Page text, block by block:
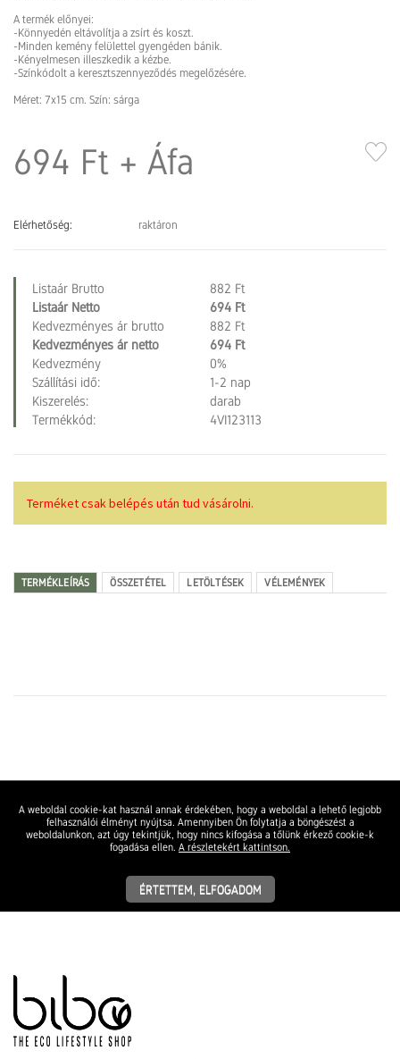
A termék előnyei:
-Könnyedén eltávolítja a zsírt és koszt.
-Minden kemény felülettel gyengéden bánik.
-Kényelmesen illeszkedik a kézbe.
-Színkódolt a keresztszennyeződés megelőzésére.
Méret: 7x15 cm. Szín: sárga
694 Ft + Áfa
Elérhetőség: raktáron
Listaár Brutto
882 Ft
Listaár Netto
694 Ft
Kedvezményes ár brutto
882 Ft
Kedvezményes ár netto
694 Ft
Kedvezmény
0%
Szállítási idő:
1-2 nap
Kiszerelés:
darab
Termékkód:
4VI123113
Terméket csak belépés után tud vásárolni.
TERMÉKLEÍRÁS ÖSSZETÉTEL LETÖLTÉSEK VÉLEMÉNYEK
A weboldal cookie-kat használ annak érdekében, hogy a weboldal a lehető legjobb
felhasználói élményt nyújtsa. Amennyiben Ön folytatja a böngészést a
weboldalunkon, azt úgy tekintjük, hogy nincs kifogása a tőlünk érkező cookie-k
fogadása ellen. A részletekért kattintson.
ÉRTETTEM, ELFOGADOM